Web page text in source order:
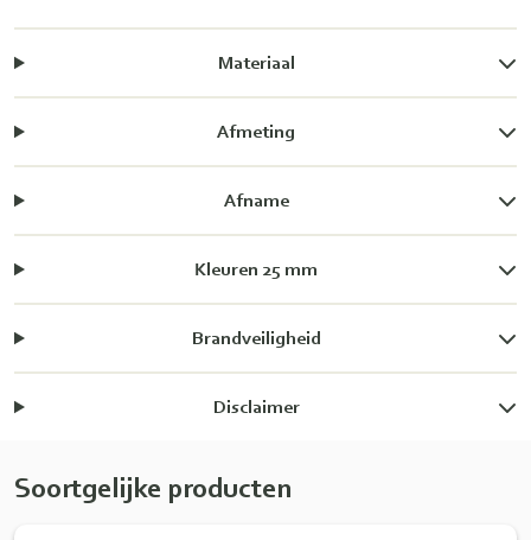
Materiaal
Afmeting
Afname
Kleuren 25 mm
Brandveiligheid
Disclaimer
Soortgelijke producten